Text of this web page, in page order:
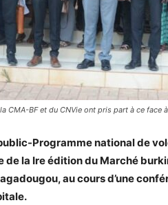
CMA-BF et du CNVie ont pris part à ce face
Programme national de
de la Ire édition du Marché
au cours d’une